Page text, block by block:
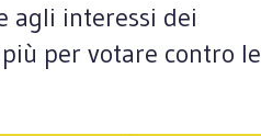
agli interessi dei
per votare contro le